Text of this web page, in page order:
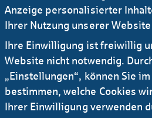
Lieferservice, ein
Plattformmo­delle. Auch die
das Prinzip zunutze:
Kooperationen mit
ande­rerseits durch die
Lösungen. Von den
Möglichkeiten, die sich
öko­nomie bei der Helaba
Anzeige personalisierter
Ihrer Nutzung unserer
Ihre Einwilligung ist freiwillig
Website nicht notwendig.
„Einstellungen“, können Sie
bestimmen, welche Cookies
Ihrer Einwilligung verwenden